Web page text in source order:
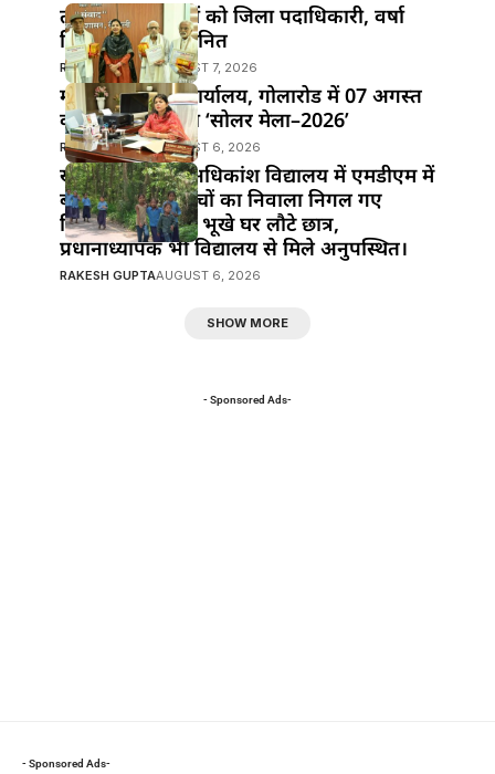
तीन वरिष्ठ पत्रकारों को जिला पदाधिकारी, वर्षा
सिंह ने किया सम्मानित
RAKESH GUPTAAUGUST 7, 2026
महुआ के विद्युत कार्यालय, गोलारोड में 07 अगस्त
को आयोजित होगा ‘सोलर मेला–2026’
RAKESH GUPTA AUGUST 6, 2026
खानपुर प्रखंड के अधिकांश विद्यालय में एमडीएम में
बड़ी लापरवाही!बच्चों का निवाला निगल गए
जिम्मेदार,दोपहर में भूखे घर लौटे छात्र,
प्रधानाध्यापक भी विद्यालय से मिले अनुपस्थित।
RAKESH GUPTAAUGUST 6, 2026
SHOW MORE
- Sponsored Ads-
- Sponsored Ads-